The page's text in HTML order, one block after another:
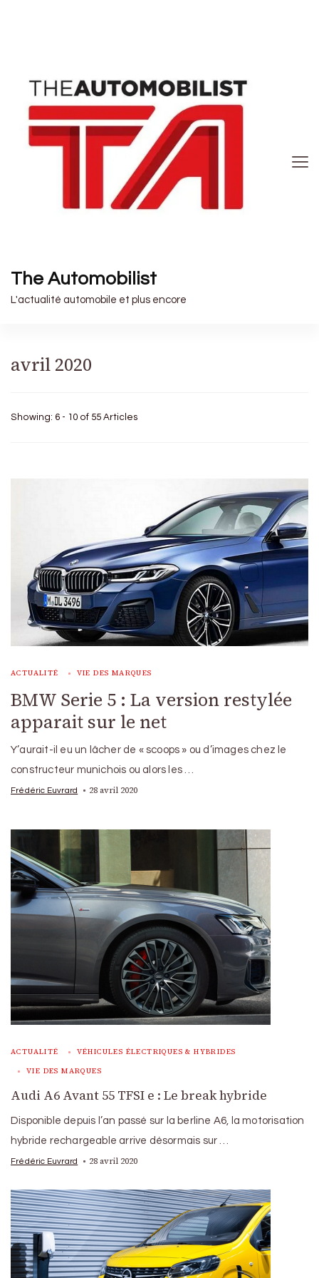
The Automobilist
L'actualité automobile et plus encore
avril 2020
Showing: 6 - 10 of 55 Articles
ACTUALITÉ VIE DES MARQUES
BMW Serie 5 : La version restylée
apparait sur le net
Y’aurait-il eu un lâcher de « scoops » ou d’images chez le
constructeur munichois ou alors les …
Frédéric Euvrard 28 avril 2020
ACTUALITÉ VÉHICULES ÉLECTRIQUES & HYBRIDES
VIE DES MARQUES
Audi A6 Avant 55 TFSI e : Le break hybride
Disponible depuis l’an passé sur la berline A6, la motorisation
hybride rechargeable arrive désormais sur …
Frédéric Euvrard 28 avril 2020